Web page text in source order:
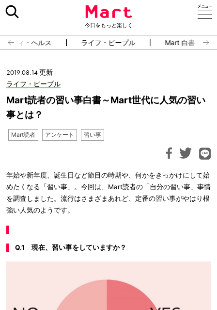
今日をもっと楽しく
ーティ・ヘルス ライフ・ピープル Mart 白書
2019.08.14 更新
ライフ・ピープル
Mart読者の習い事白書～Mart世代に人気の習い
事とは？
Mart読者 アンケート 習い事
年始や新年度、誕生日など節目の時期や、何かをきっかけにして始
めたくなる「習い事」。今回は、Mart読者の「自分の習い事」事情
を調査しました。流行はさまざまあれど、定番の習い事がやはり根
強い人気のようです。
Q.1 現在、習い事をしていますか？